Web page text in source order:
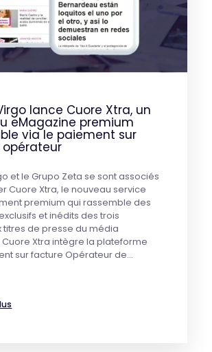
lance Cuore Xtra, un
eMagazine premium
via le paiement sur
et le Grupo Zeta se sont associés
Cuore Xtra, le nouveau service
premium qui rassemble des
et inédits des trois
titres de presse du média
Xtra intègre la plateforme
sur facture Opérateur de…